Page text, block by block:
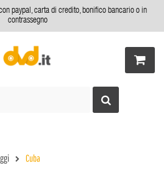
paypal, carta di credito, bonifico bancario o in
contrassegno
Cuba